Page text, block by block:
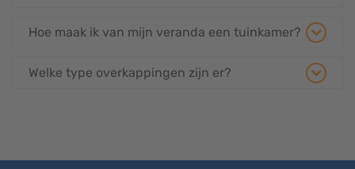
Hoe maak ik van mijn veranda een tuinkamer?
Welke type overkappingen zijn er?